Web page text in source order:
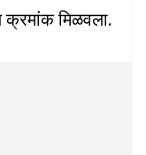
क्रमांक मिळवला.